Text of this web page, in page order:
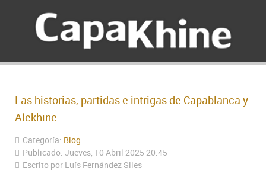
Las historias, partidas e intrigas de Capablanca y
Alekhine
Categoría: Blog
Publicado: Jueves, 10 Abril 2025 20:45
Escrito por Luís Fernández Siles